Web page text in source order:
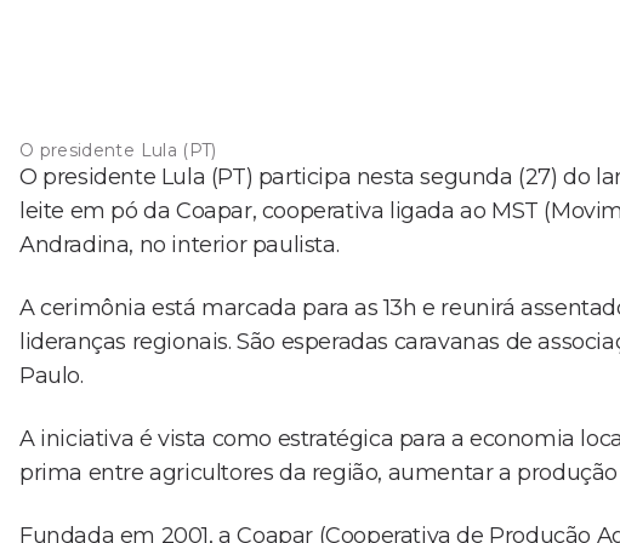
O presidente Lula (PT)
O presidente Lula (PT) participa nesta segunda (27) do
leite em pó da Coapar, cooperativa ligada ao MST
Andradina, no interior paulista.
A cerimônia está marcada para as 13h e reunirá
lideranças regionais. São esperadas caravanas de
Paulo.
A iniciativa é vista como estratégica para a economia
prima entre agricultores da região, aumentar a
Fundada em 2001, a Coapar (Cooperativa de Produção